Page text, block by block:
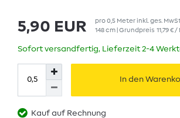
5,90 EUR pro0,5 Meterinkl. ges.
148 cm | Grundpreis 11,79 €
Sofort versandfertig, Lieferzeit 2-4
In den
Kauf auf Rechnung